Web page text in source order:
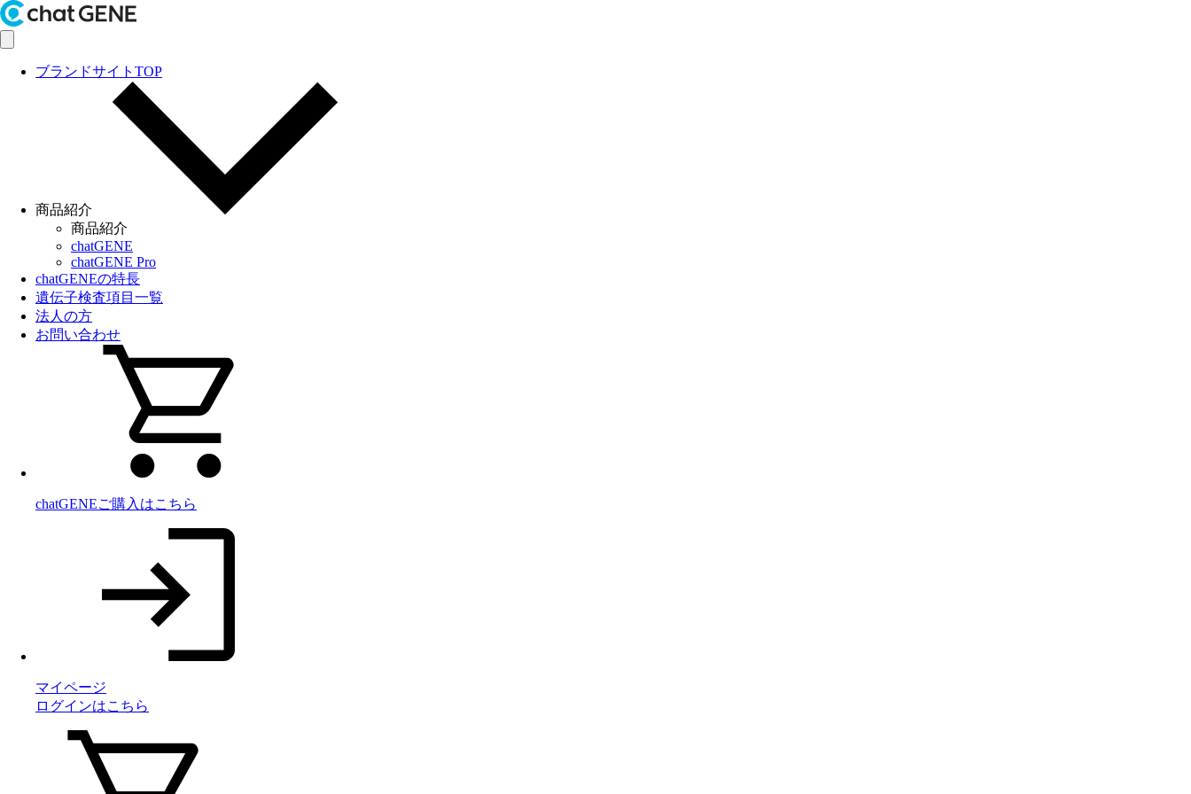
ブランドサイトTOP
商品紹介
商品紹介
chatGENE
chatGENE Pro
chatGENEの特長
遺伝子検査項目一覧
法人の方
お問い合わせ
chatGENEご購入はこちら
マイページ
ログインはこちら